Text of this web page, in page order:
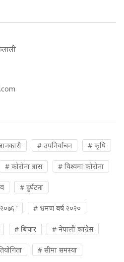
# उपनिर्वाचन # कृषि
# कोरोना त्रास # विश्वमा कोरोना
# दुर्घटना
’ # भ्रमण बर्ष २०२०
# बिचार # नेपाली कांग्रेस
# सीमा समस्या